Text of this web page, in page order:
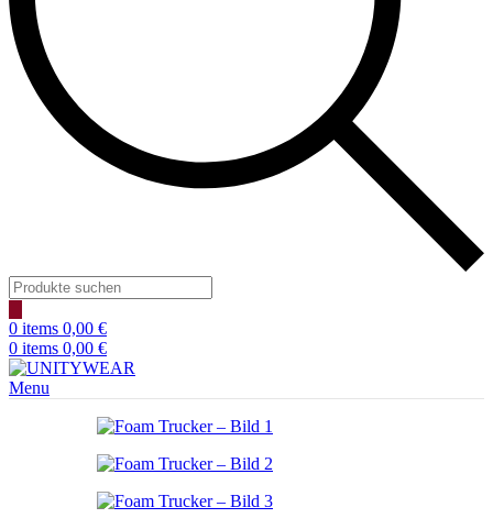
Products
search
0 items 0,00 €
0 items 0,00 €
Menu